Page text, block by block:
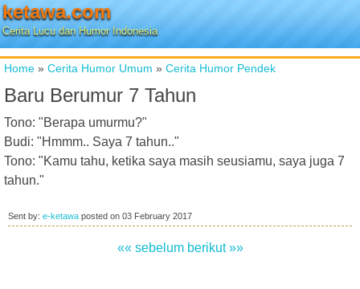
ketawa.com
Cerita Lucu dan Humor Indonesia
Home » Cerita Humor Umum » Cerita Humor Pendek
Baru Berumur 7 Tahun
Tono: "Berapa umurmu?"
Budi: "Hmmm.. Saya 7 tahun.."
Tono: "Kamu tahu, ketika saya masih seusiamu, saya juga 7
tahun."
Sent by: e-ketawa posted on 03 February 2017
«« sebelum berikut »»